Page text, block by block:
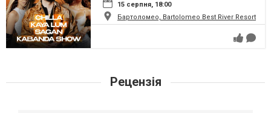
15 серпня, 18:00
Бартоломео, Bartolomeo Best River Resort
Рецензія